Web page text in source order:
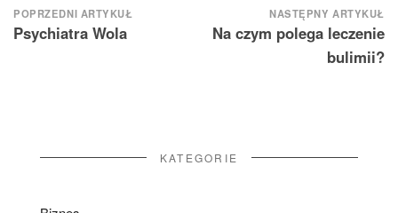
Nawigacja
wpisu
POPRZEDNI ARTYKUŁ
Psychiatra Wola
NASTĘPNY ARTYKUŁ
Na czym polega leczenie
bulimii?
KATEGORIE